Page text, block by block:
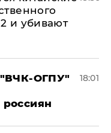
и убивают
"ВЧК-ОГПУ"
18:01